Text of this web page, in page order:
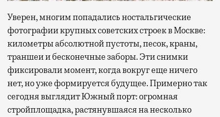
Уверен, многим попадались ностальгические
фотографии крупных советских строек в Москве:
километры абсолютной пустоты, песок, краны,
траншеи и бесконечные заборы. Эти снимки
фиксировали момент, когда вокруг еще ничего
нет, но уже формируется будущее. Примерно так
сегодня выглядит Южный порт: огромная
стройплощадка, растянувшаяся на несколько